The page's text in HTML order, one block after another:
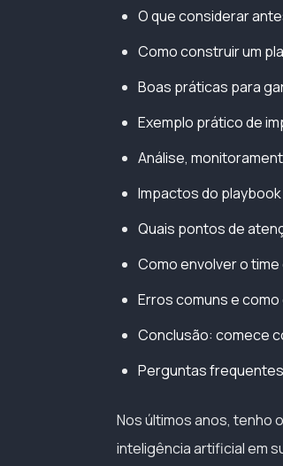
O que considerar
Como construir um
Boas práticas para
Exemplo prático de
Análise,
Impactos do playbook
Quais pontos de
Como envolver o time
Erros comuns e
Conclusão: comece
Perguntas
Nos últimos anos, tenho
inteligência artificial em